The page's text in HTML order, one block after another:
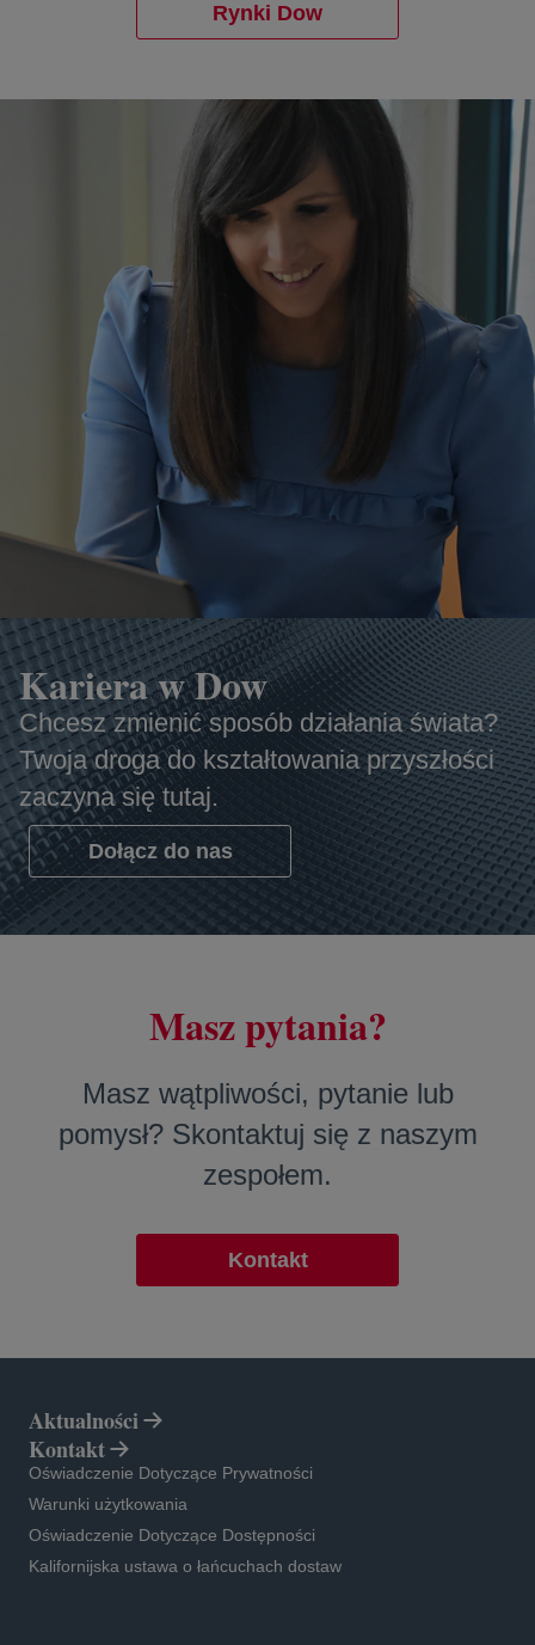
Rynki Dow
Kariera w Dow
Chcesz zmienić sposób działania świata?
Twoja droga do kształtowania przyszłości
zaczyna się tutaj.
Dołącz do nas
opens in a new tab
Masz pytania?
Masz wątpliwości, pytanie lub
pomysł? Skontaktuj się z naszym
zespołem.
Kontakt
Aktualności
Kontakt
Oświadczenie Dotyczące Prywatności
opens in a new tab
Warunki użytkowania
opens in a new tab
Oświadczenie Dotyczące Dostępności
opens in a new tab
Kalifornijska ustawa o łańcuchach dostaw
opens in a new tab